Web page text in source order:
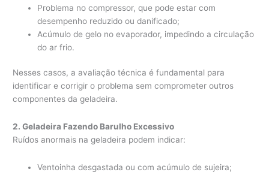
Problema no compressor, que pode estar com
desempenho reduzido ou danificado;
Acúmulo de gelo no evaporador, impedindo a circulação
do ar frio.
Nesses casos, a avaliação técnica é fundamental para
identificar e corrigir o problema sem comprometer outros
componentes da geladeira.
2. Geladeira Fazendo Barulho Excessivo
Ruídos anormais na geladeira podem indicar:
Ventoinha desgastada ou com acúmulo de sujeira;